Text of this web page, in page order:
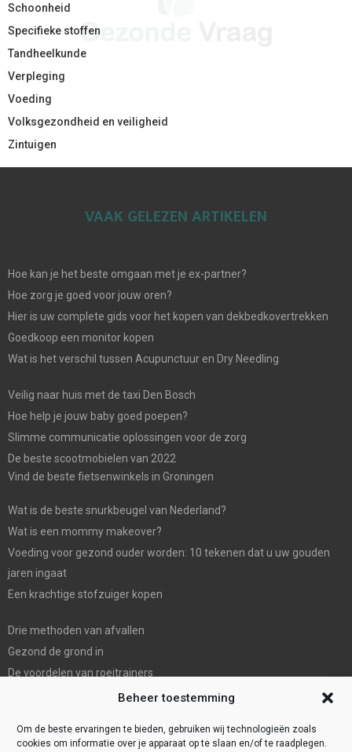
Beheer toestemming
Om de beste ervaringen te bieden, gebruiken wij technologieën zoals
cookies om informatie over je apparaat op te slaan en/of te raadplegen.
Schoonheid
Specifieke stoffen
Tandheelkunde
Verpleging
Voeding
Volksgezondheid en veiligheid
Zintuigen
VAAK GELEZEN ARTIKELEN
Hoe kan je het beste omgaan met je ex-partner?
Hoe zorg je goed voor jouw oren?
Hier is uw complete gids voor het kopen van dekbedkovertrekken
Goedkoop een monitor kopen
Wat is het verschil tussen Acupunctuur en Dry Needling
Veilig naar huis met de taxi Den Bosch
Hoe help je jouw baby goed poepen?
Slimme communicatie oplossingen voor de zorg
De beste scootmobielen van 2022
Vind de beste fietsenwinkels in Groningen
Wat is de beste snurkbeugel van Nederland?
Wat is een mommy makeover?
Voeding voor gezond ouder worden: 10 tekenen dat u uw gouden
jaren ingaat
Een krachtige stofzuiger kopen
Drie methoden van afvallen
Gezond de grond in
De voordelen van roeitrainers
De Mondhygienist & Tandarts Zaandam: Uw betrouwbare partner in